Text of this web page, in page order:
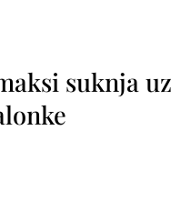
suknja uz